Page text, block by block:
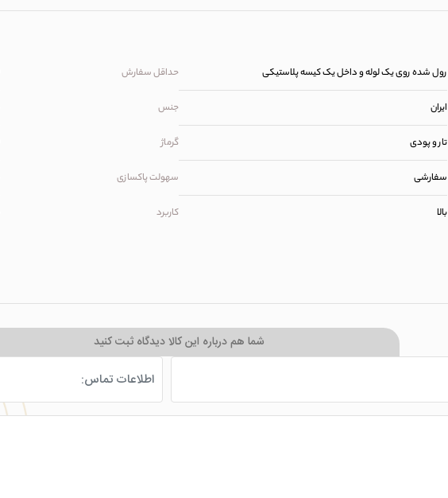
رول شده روی یک لوله و داخل یک کیسه پلاستیکی
ایران
تار و پودی
سفارشی
بالا
حداقل سفارش
جنس
گرماژ
سهولت پاکسازی
کاربرد
شما هم درباره این کالا دیدگاه ثبت کنید